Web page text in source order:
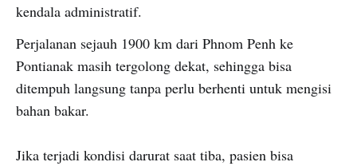
kendala administratif.
Perjalanan sejauh 1900 km dari Phnom Penh ke
Pontianak masih tergolong dekat, sehingga bisa
ditempuh langsung tanpa perlu berhenti untuk mengisi
bahan bakar.
Jika terjadi kondisi darurat saat tiba, pasien bisa